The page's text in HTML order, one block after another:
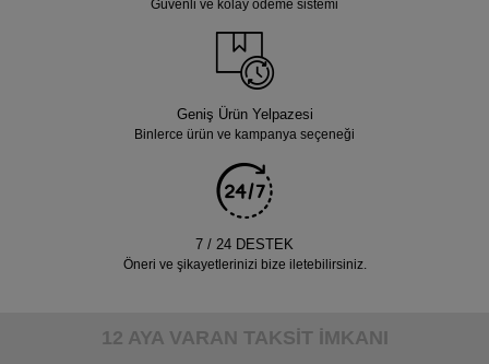
Güvenli ve kolay ödeme sistemi
Geniş Ürün Yelpazesi
Binlerce ürün ve kampanya seçeneği
7 / 24 DESTEK
Öneri ve şikayetlerinizi bize iletebilirsiniz.
12 AYA VARAN TAKSİT İMKANI